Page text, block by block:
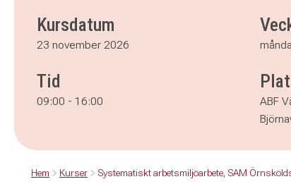
Kursdatum
23 november 2026
Tid
09:00 - 16:00
ABF
Hem Kurser Systematiskt arbetsmiljöarbete, SAM